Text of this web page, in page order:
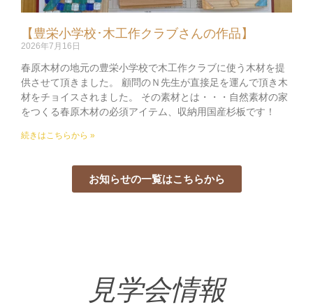
【豊栄小学校･木工作クラブさんの作品】
2026年7月16日
春原木材の地元の豊栄小学校で木工作クラブに使う木材を提
供させて頂きました。 顧問のＮ先生が直接足を運んで頂き木
材をチョイスされました。 その素材とは・・・自然素材の家
をつくる春原木材の必須アイテム、収納用国産杉板です！
続きはこちらから »
お知らせの一覧はこちらから
見学会情報